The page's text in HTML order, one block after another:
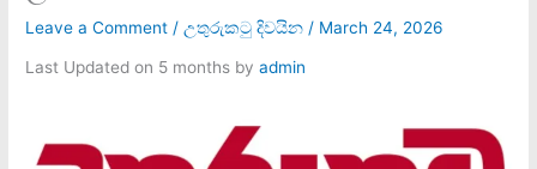
Leave a Comment /උතුරුකටු දිවයින / March 24, 2026
Last Updated on 5 months byadmin